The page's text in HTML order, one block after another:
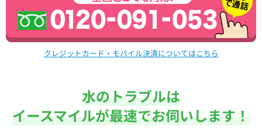
クレジットカード・モバイル決済についてはこちら
水のトラブルは
イースマイルが最速でお伺いします！